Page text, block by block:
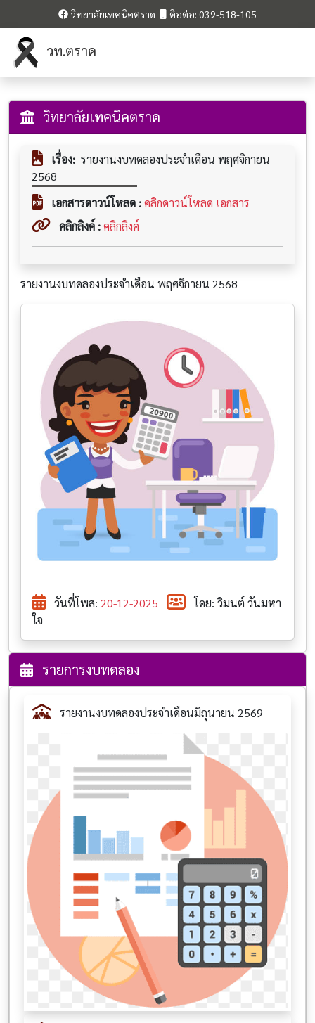
วิทยาลัยเทคนิคตราด ติอต่อ: 039-518-105
วท.ตราด
วิทยาลัยเทคนิคตราด
เรื่อง: รายงานงบทดลองประจำเดือน พฤศจิกายน
2568
เอกสารดาวน์โหลด : คลิกดาวน์โหลด เอกสาร
คลิกลิงค์ :คลิกลิงค์
รายงานงบทดลองประจำเดือน พฤศจิกายน 2568
วันที่โพส: 20-12-2025
โดย: วิมนต์ วันมหา
ใจ
รายการงบทดลอง
รายงานงบทดลองประจำเดือนมิถุนายน 2569